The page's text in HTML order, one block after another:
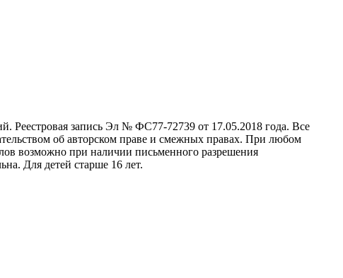
Реестровая запись Эл № ФС77-72739 от 17.05.2018 года. Все
об авторском праве и смежных правах. При любом
возможно при наличии письменного разрешения
Для детей старше 16 лет.